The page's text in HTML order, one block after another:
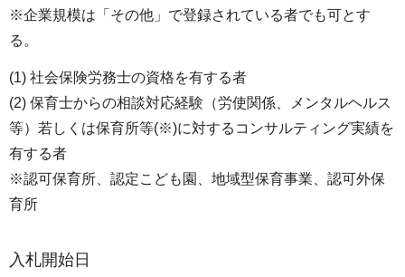
※企業規模は「その他」で登録されている者でも可とす
る。
(1) 社会保険労務士の資格を有する者
(2) 保育士からの相談対応経験（労使関係、メンタルヘルス
等）若しくは保育所等(※)に対するコンサルティング実績を
有する者
※認可保育所、認定こども園、地域型保育事業、認可外保
育所
入札開始日